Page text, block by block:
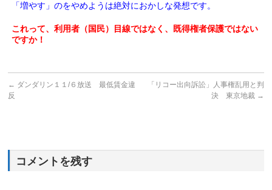
「増やす」のをやめようは絶対におかしな発想です。
これって、利用者（国民）目線ではなく、既得権者保護ではない
ですか！
← ダンダリン１１/６放送 最低賃金違
反
「リコー出向訴訟」人事権乱用と判
決 東京地裁 →
コメントを残す